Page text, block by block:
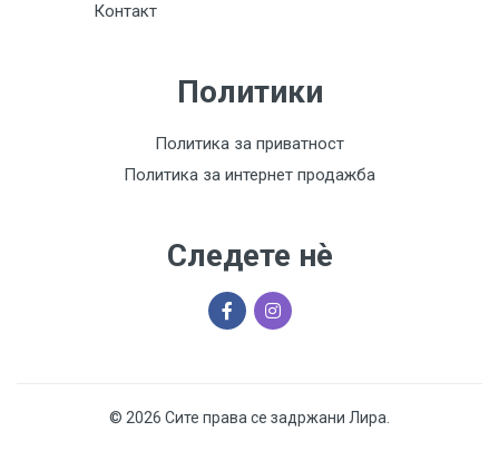
Контакт
Политики
Политика за приватност
Политика за интернет продажба
Следете нѐ
© 2026 Сите права се задржани Лира.